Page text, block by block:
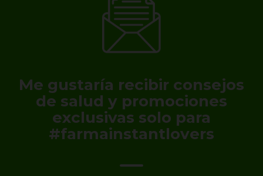
Me gustaría recibir consejos
de salud y promociones
exclusivas solo para
#farmainstantlovers